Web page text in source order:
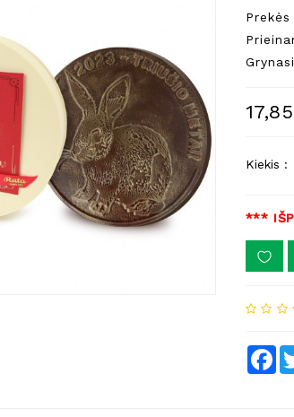
Kiekis :
***